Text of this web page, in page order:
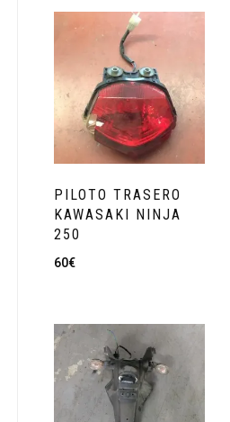
PILOTO TRASERO
KAWASAKI NINJA
250
60€